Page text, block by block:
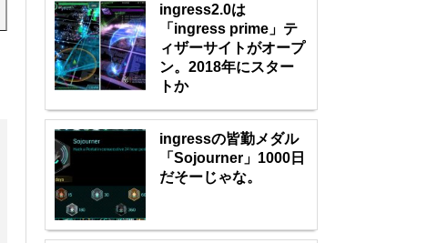
ingress2.0は
「ingress prime」テ
ィザーサイトがオープ
ン。2018年にスター
トか
ingressの皆勤メダル
「Sojourner」1000日
だそーじゃな。